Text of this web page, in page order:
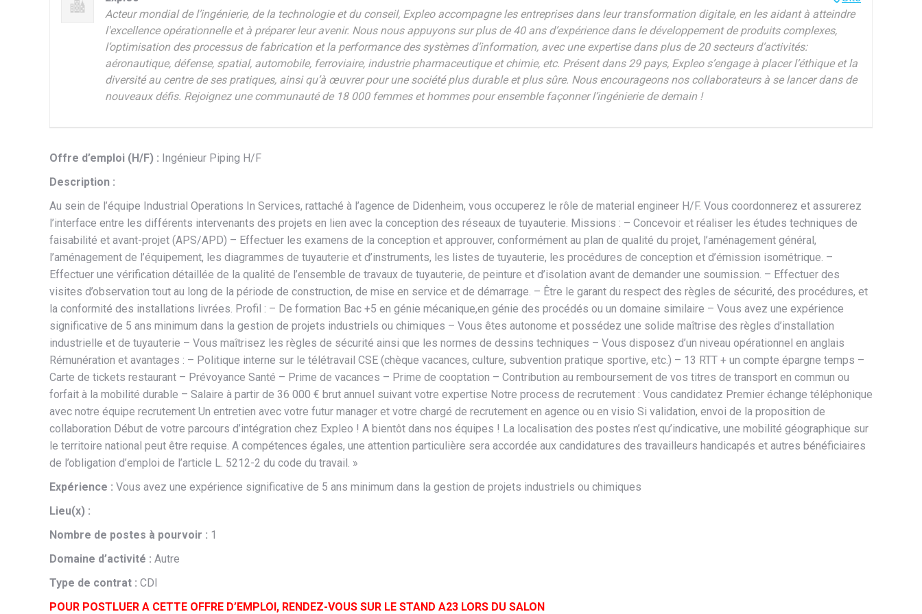
Acteur mondial de l’ingénierie, de la technologie et du conseil, Expleo accompagne les entreprises dans leur transformation digitale, en les aidant à atteindre
l'excellence opérationnelle et à préparer leur avenir. Nous nous appuyons sur plus de 40 ans d’expérience dans le développement de produits complexes,
l’optimisation des processus de fabrication et la performance des systèmes d’information, avec une expertise dans plus de 20 secteurs d’activités:
aéronautique, défense, spatial, automobile, ferroviaire, industrie pharmaceutique et chimie, etc. Présent dans 29 pays, Expleo s’engage à placer l’éthique et la
diversité au centre de ses pratiques, ainsi qu’à œuvrer pour une société plus durable et plus sûre. Nous encourageons nos collaborateurs à se lancer dans de
nouveaux défis. Rejoignez une communauté de 18 000 femmes et hommes pour ensemble façonner l’ingénierie de demain !
Offre d’emploi (H/F) : Ingénieur Piping H/F
Description :
Au sein de l’équipe Industrial Operations In Services, rattaché à l’agence de Didenheim, vous occuperez le rôle de material engineer H/F. Vous coordonnerez et assurerez
l’interface entre les différents intervenants des projets en lien avec la conception des réseaux de tuyauterie. Missions : – Concevoir et réaliser les études techniques de
faisabilité et avant-projet (APS/APD) – Effectuer les examens de la conception et approuver, conformément au plan de qualité du projet, l’aménagement général,
l’aménagement de l’équipement, les diagrammes de tuyauterie et d’instruments, les listes de tuyauterie, les procédures de conception et d’émission isométrique. –
Effectuer une vérification détaillée de la qualité de l’ensemble de travaux de tuyauterie, de peinture et d’isolation avant de demander une soumission. – Effectuer des
visites d’observation tout au long de la période de construction, de mise en service et de démarrage. – Être le garant du respect des règles de sécurité, des procédures, et
la conformité des installations livrées. Profil : – De formation Bac +5 en génie mécanique,en génie des procédés ou un domaine similaire – Vous avez une expérience
significative de 5 ans minimum dans la gestion de projets industriels ou chimiques – Vous êtes autonome et possédez une solide maîtrise des règles d’installation
industrielle et de tuyauterie – Vous maîtrisez les règles de sécurité ainsi que les normes de dessins techniques – Vous disposez d’un niveau opérationnel en anglais
Rémunération et avantages : – Politique interne sur le télétravail CSE (chèque vacances, culture, subvention pratique sportive, etc.) – 13 RTT + un compte épargne temps –
Carte de tickets restaurant – Prévoyance Santé – Prime de vacances – Prime de cooptation – Contribution au remboursement de vos titres de transport en commun ou
forfait à la mobilité durable – Salaire à partir de 36 000 € brut annuel suivant votre expertise Notre process de recrutement : Vous candidatez Premier échange téléphonique
avec notre équipe recrutement Un entretien avec votre futur manager et votre chargé de recrutement en agence ou en visio Si validation, envoi de la proposition de
collaboration Début de votre parcours d’intégration chez Expleo ! A bientôt dans nos équipes ! La localisation des postes n’est qu’indicative, une mobilité géographique sur
le territoire national peut être requise. A compétences égales, une attention particulière sera accordée aux candidatures des travailleurs handicapés et autres bénéficiaires
de l’obligation d’emploi de l’article L. 5212-2 du code du travail. »
Expérience : Vous avez une expérience significative de 5 ans minimum dans la gestion de projets industriels ou chimiques
Lieu(x) :
Nombre de postes à pourvoir : 1
Domaine d’activité : Autre
Type de contrat : CDI
POUR POSTLUER A CETTE OFFRE D’EMPLOI, RENDEZ-VOUS SUR LE STAND A23 LORS DU SALON